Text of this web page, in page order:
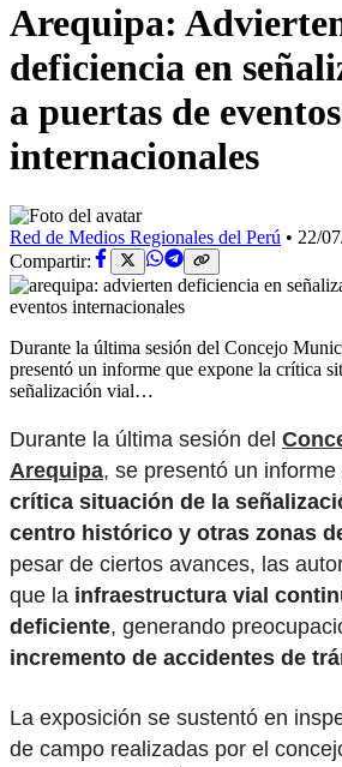
Arequipa:
deficiencia en
a puertas de eventos
internacionales
Red de Medios Regionales del Perú • 22/
Compartir:
Durante la última sesión del Concejo
presentó un informe que expone la crítica
señalización vial…
Durante la última sesión del
Arequipa, se presentó un
crítica situación de la
centro histórico y otras zonas
pesar de ciertos avances, las
que la infraestructura vial
deficiente, generando
incremento de accidentes de
La exposición se sustentó en
de campo realizadas por el